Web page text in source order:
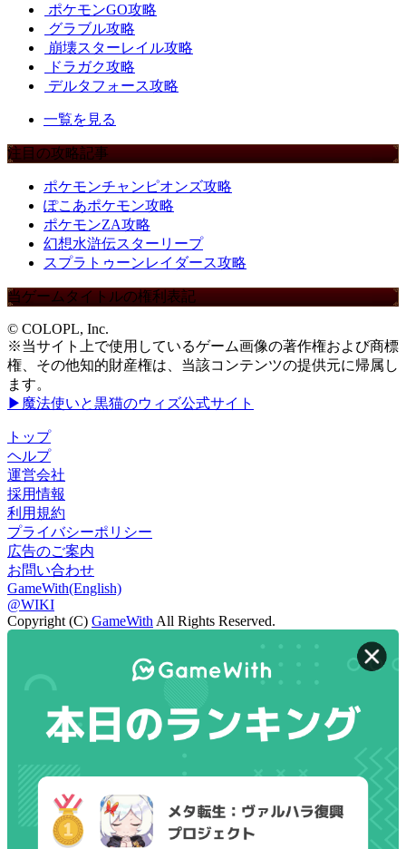
ポケモンGO攻略
グラブル攻略
崩壊スターレイル攻略
ドラガク攻略
デルタフォース攻略
一覧を見る
注目の攻略記事
ポケモンチャンピオンズ攻略
ぽこあポケモン攻略
ポケモンZA攻略
幻想水滸伝スターリープ
スプラトゥーンレイダース攻略
当ゲームタイトルの権利表記
© COLOPL, Inc.
※当サイト上で使用しているゲーム画像の著作権および商標
権、その他知的財産権は、当該コンテンツの提供元に帰属し
ます。
▶魔法使いと黒猫のウィズ公式サイト
トップ
ヘルプ
運営会社
採用情報
利用規約
プライバシーポリシー
広告のご案内
お問い合わせ
GameWith(English)
@WIKI
Copyright (C) GameWith All Rights Reserved.